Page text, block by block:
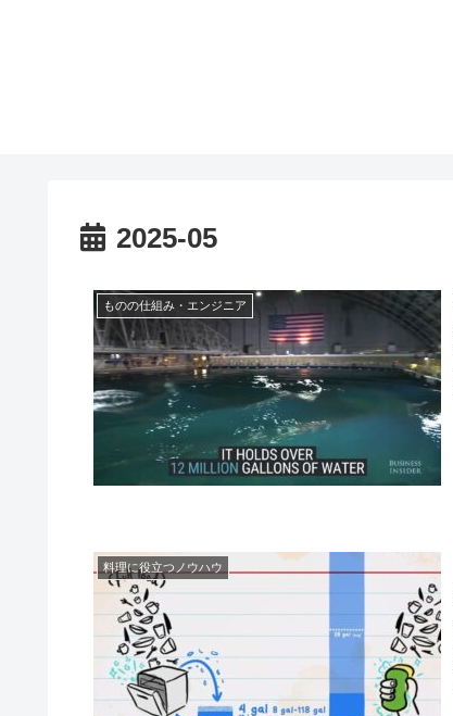
2025-05
ものの仕組み・エンジニア
料理に役立つノウハウ